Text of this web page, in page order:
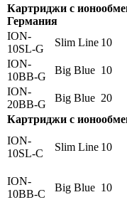
Картриджи с
Германия
ION-
10SL-G
Slim Line 10
ION-
10BB-G
Big Blue 10
ION-
20BB-G
Big Blue 20
Картриджи с
ION-
10SL-C
Slim Line 10
ION-
10BB-C
Big Blue 10